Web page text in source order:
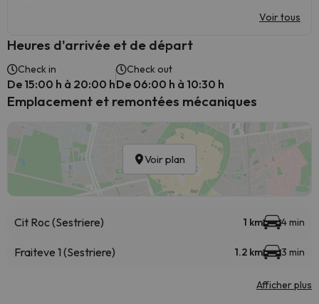
Voir tous
Heures d'arrivée et de départ
Check in
De 15:00 h à 20:00 h
Check out
De 06:00 h à 10:30 h
Emplacement et remontées mécaniques
Voir plan
Cit Roc (Sestriere) 1 km 4 min
Fraiteve 1 (Sestriere) 1.2 km 3 min
Afficher plus